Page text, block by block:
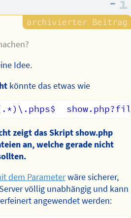
Idee.
könnte das etwas wie
zeigt das Skript show.php
an, welche gerade nicht
dem Parameterwäre sicherer,
völlig unabhängig und kann
angewendet werden: